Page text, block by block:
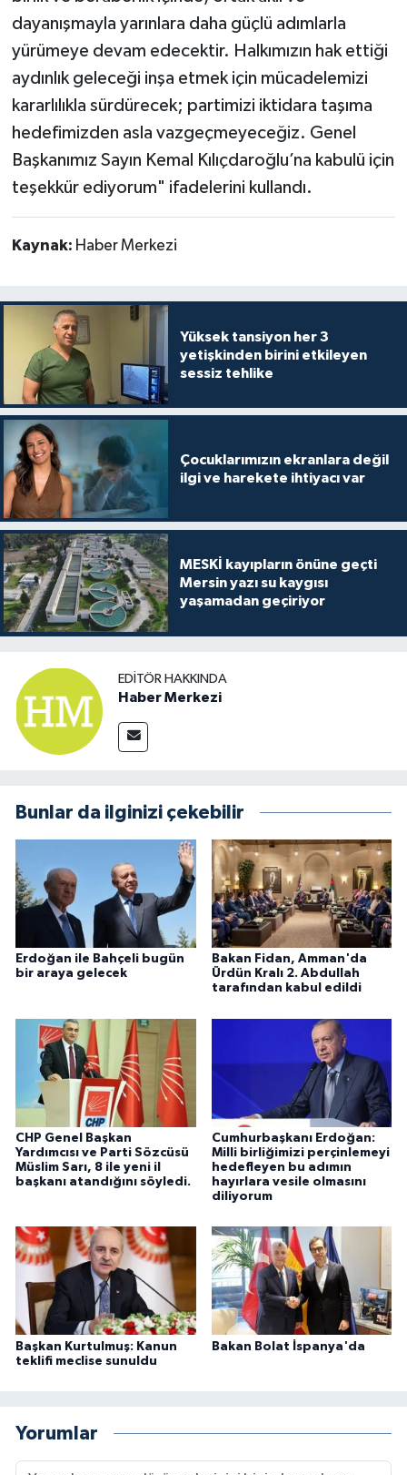
dayanışmayla yarınlara daha güçlü adımlarla
yürümeye devam edecektir. Halkımızın hak ettiği
aydınlık geleceği inşa etmek için mücadelemizi
kararlılıkla sürdürecek; partimizi iktidara taşıma
hedefimizden asla vazgeçmeyeceğiz. Genel
Başkanımız Sayın Kemal Kılıçdaroğlu’na kabulü için
teşekkür ediyorum" ifadelerini kullandı.
Kaynak: Haber Merkezi
Yüksek tansiyon her 3
yetişkinden birini etkileyen
sessiz tehlike
Çocuklarımızın ekranlara değil
ilgi ve harekete ihtiyacı var
MESKİ kayıpların önüne geçti
Mersin yazı su kaygısı
yaşamadan geçiriyor
EDITÖR HAKKINDA
Haber Merkezi
Bunlar da ilginizi çekebilir
Erdoğan ile Bahçeli bugün
bir araya gelecek
Bakan Fidan, Amman'da
Ürdün Kralı 2. Abdullah
tarafından kabul edildi
CHP Genel Başkan
Yardımcısı ve Parti Sözcüsü
Müslim Sarı, 8 ile yeni il
başkanı atandığını söyledi.
Cumhurbaşkanı Erdoğan:
Milli birliğimizi perçinlemeyi
hedefleyen bu adımın
hayırlara vesile olmasını
diliyorum
Başkan Kurtulmuş: Kanun
teklifi meclise sunuldu
Bakan Bolat İspanya'da
Yorumlar